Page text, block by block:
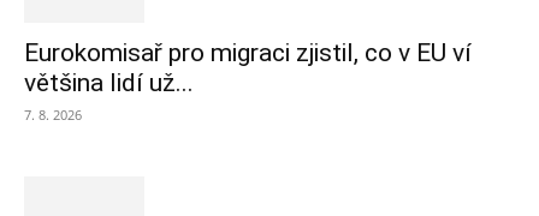
Eurokomisař pro migraci zjistil, co v EU ví
většina lidí už...
7. 8. 2026